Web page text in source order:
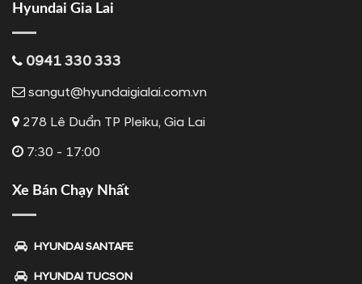
Hyundai Gia Lai
0941 330 333
sangut@hyundaigialai.com.vn
278 Lê Duẩn TP Pleiku, Gia Lai
7:30 - 17:00
Xe Bán Chạy Nhất
HYUNDAI SANTAFE
HYUNDAI TUCSON